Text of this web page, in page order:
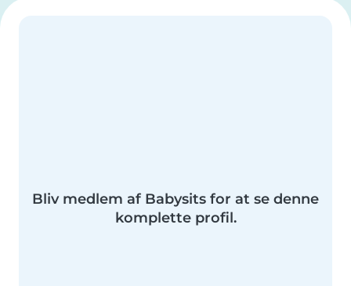
Bliv medlem af Babysits for at se denne
komplette profil.